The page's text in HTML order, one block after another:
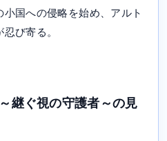
国への侵略を始め、アルト
び寄る。
継ぐ視の守護者～の見